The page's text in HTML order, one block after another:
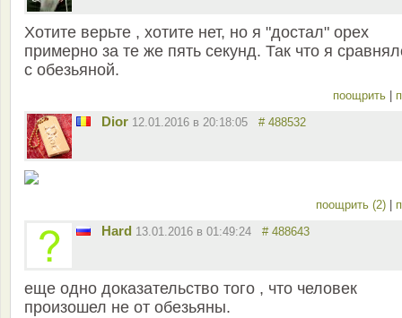
Хотите верьте , хотите нет, но я "достал" орех
примерно за те же пять секунд. Так что я
с обезьяной.
поощрить
Dior 12.01.2016 в 20:18:05 # 488532
поощрить (2)
Hard 13.01.2016 в 01:49:24 # 488643
еще одно доказательство того , что человек
произошел не от обезьяны.